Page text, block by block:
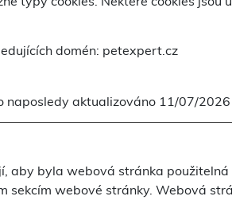
domén: petexpert.cz
naposledy aktualizováno 11/07/2026
aby byla webová stránka
sekcím webové stránky. Webová